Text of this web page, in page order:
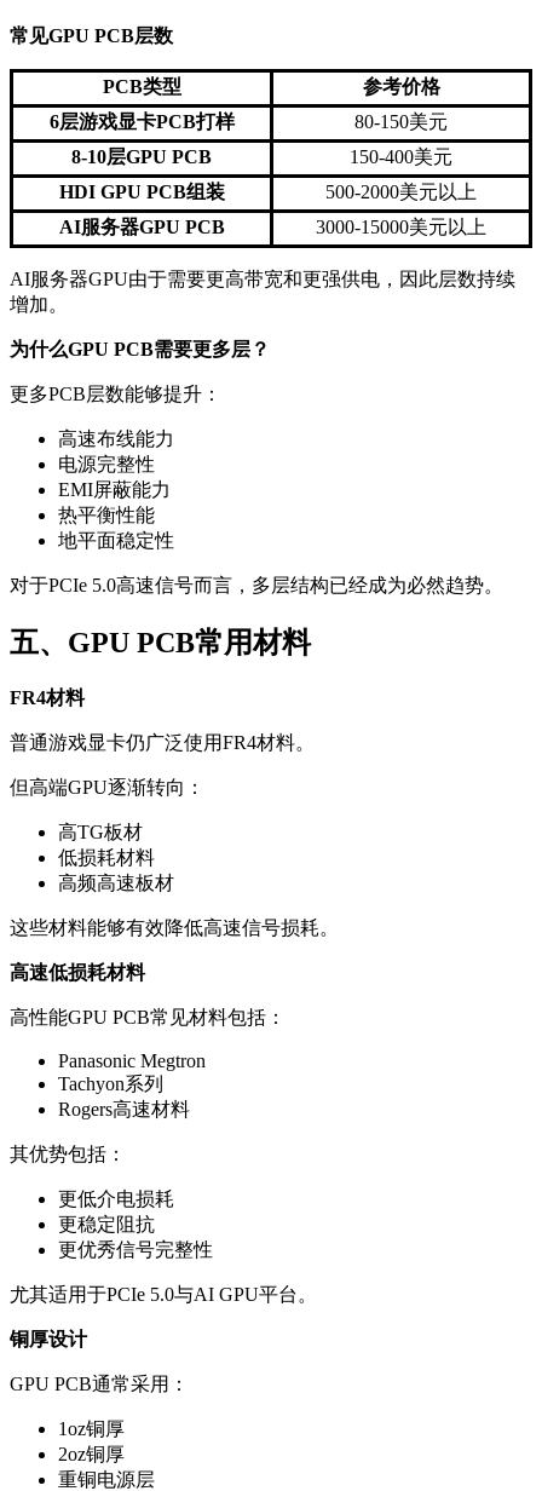
常见GPU PCB层数
PCB类型
参考价格
6层游戏显卡PCB打样
80-150美元
8-10层GPU PCB
150-400美元
HDI GPU PCB组装
500-2000美元以上
AI服务器GPU PCB
3000-15000美元以上
AI服务器GPU由于需要更高带宽和更强供电，因此层数持续
增加。
为什么GPU PCB需要更多层？
更多PCB层数能够提升：
高速布线能力
电源完整性
EMI屏蔽能力
热平衡性能
地平面稳定性
对于PCIe 5.0高速信号而言，多层结构已经成为必然趋势。
五、GPU PCB常用材料
FR4材料
普通游戏显卡仍广泛使用FR4材料。
但高端GPU逐渐转向：
高TG板材
低损耗材料
高频高速板材
这些材料能够有效降低高速信号损耗。
高速低损耗材料
高性能GPU PCB常见材料包括：
Panasonic Megtron
Tachyon系列
Rogers高速材料
其优势包括：
更低介电损耗
更稳定阻抗
更优秀信号完整性
尤其适用于PCIe 5.0与AI GPU平台。
铜厚设计
GPU PCB通常采用：
1oz铜厚
2oz铜厚
重铜电源层